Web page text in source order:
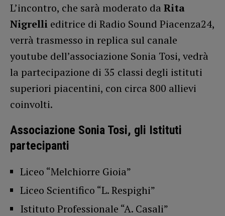
L’incontro, che sarà moderato da Rita
Nigrelli editrice di Radio Sound Piacenza24,
verrà trasmesso in replica sul canale
youtube dell’associazione Sonia Tosi, vedrà
la partecipazione di 35 classi degli istituti
superiori piacentini, con circa 800 allievi
coinvolti.
Associazione Sonia Tosi, gli Istituti
partecipanti
Liceo “Melchiorre Gioia”
Liceo Scientifico “L. Respighi”
Istituto Professionale “A. Casali”